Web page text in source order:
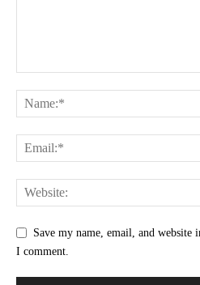
Save my name, email, and
I comment.